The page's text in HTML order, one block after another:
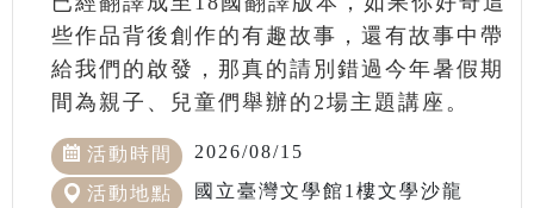
些作品背後創作的有趣故事，還有故事中帶
給我們的啟發，那真的請別錯過今年暑假期
間為親子、兒童們舉辦的2場主題講座。
活動時間 2026/08/15
活動地點 國立臺灣文學館1樓文學沙龍